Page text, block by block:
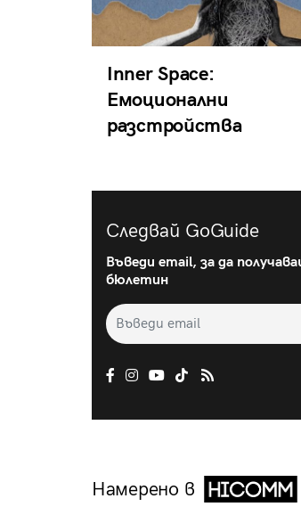
Inner Space:
Емоционални
разстройства
Следвай GoGuide
Въведи email, за да
бюлетин
Намерено в